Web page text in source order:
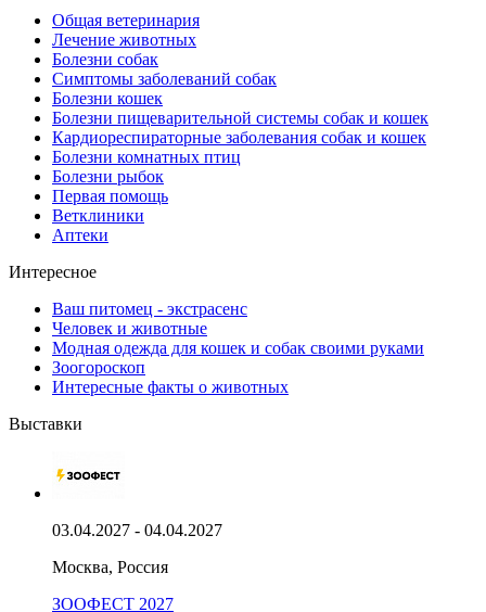
Общая ветеринария
Лечение животных
Болезни собак
Симптомы заболеваний собак
Болезни кошек
Болезни пищеварительной системы собак и кошек
Кардиореспираторные заболевания собак и кошек
Болезни комнатных птиц
Болезни рыбок
Первая помощь
Ветклиники
Аптеки
Интересное
Ваш питомец - экстрасенс
Человек и животные
Модная одежда для кошек и собак своими руками
Зоогороскоп
Интересные факты о животных
Выставки
03.04.2027 - 04.04.2027
Москва, Россия
ЗООФЕСТ 2027